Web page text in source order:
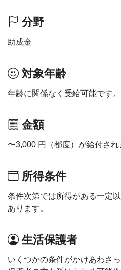
分野
助成金
対象年齢
年齢に関係なく受給可能です。
金額
〜3,000 円（都度）が給付され
所得条件
条件次第では所得がある一定
あります。
生活保護者
いくつかの条件がかけあわさ